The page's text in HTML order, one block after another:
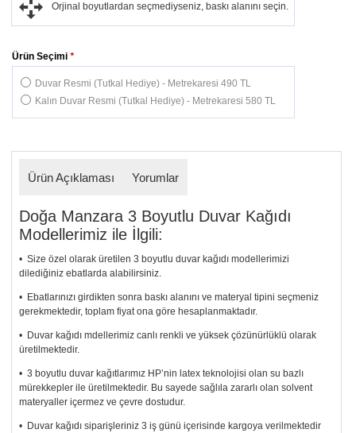
*
Ürün Seçimi
Duvar Resmi (Tutkal Hediye) - Metrekaresi 490 TL
Kalın Duvar Resmi (Tutkal Hediye) - Metrekaresi 580 TL
Orjinal boyutlardan seçmediyseniz, baskı alanını seçin.
Ürün Açıklaması Yorumlar
Doğa Manzara 3 Boyutlu Duvar Kağıdı
Modellerimiz ile İlgili:
• Size özel olarak üretilen 3 boyutlu duvar kağıdı modellerimizi
dilediğiniz ebatlarda alabilirsiniz.
• Ebatlarınızı girdikten sonra baskı alanını ve materyal tipini seçmeniz
gerekmektedir, toplam fiyat ona göre hesaplanmaktadır.
• Duvar kağıdı mdellerimiz canlı renkli ve yüksek çözünürlüklü olarak
üretilmektedir.
• 3 boyutlu duvar kağıtlarımız HP’nin latex teknolojisi olan su bazlı
mürekkepler ile üretilmektedir. Bu sayede sağlıla zararlı olan solvent
materyaller içermez ve çevre dostudur.
• Duvar kağıdı siparişleriniz 3 iş günü içerisinde kargoya verilmektedir